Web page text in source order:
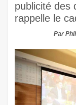
publicité des
rappelle le
Par